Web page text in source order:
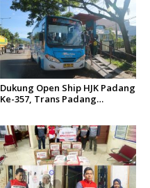
Dukung Open Ship HJK Padang
Ke-357, Trans Padang